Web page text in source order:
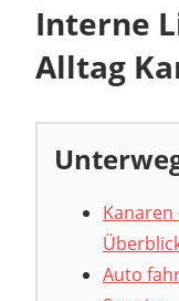
Interne
Alltag
Kanaren
Auto